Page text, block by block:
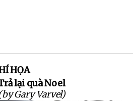
HỌA
lại quà Noel
Gary Varvel)